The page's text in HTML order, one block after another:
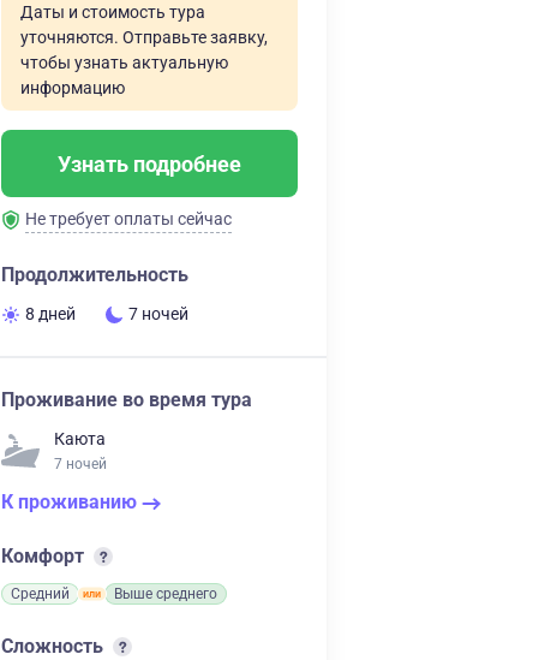
Даты и стоимость тура
уточняются. Отправьте заявку,
чтобы узнать актуальную
информацию
Узнать подробнее
Не требует оплаты сейчас
Продолжительность
8 дней 7 ночей
Проживание во время тура
Каюта
7 ночей
К проживанию
Комфорт
Средний Выше среднего
Сложность